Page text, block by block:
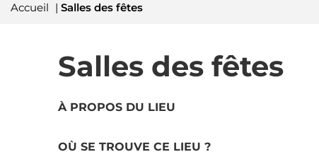
Accueil | Salles des fêtes
Salles des fêtes
À PROPOS DU LIEU
OÙ SE TROUVE CE LIEU ?